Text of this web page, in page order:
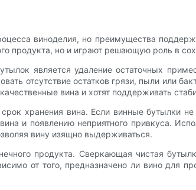
виноделия, но преимущества
продукта, но и играют решающую роль в
является удаление остаточных
отсутствие остатков грязи, пыли или
вина и хотят поддерживать
хранения вина. Если винные бутылки
и появлению неприятного привкуса.
вину изящно выдерживаться.
продукта. Сверкающая чистая
от того, предназначено ли вино для